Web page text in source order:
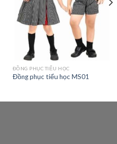
ĐỒNG PHỤC TIỂU HỌC
Đồng phục tiểu học MS01